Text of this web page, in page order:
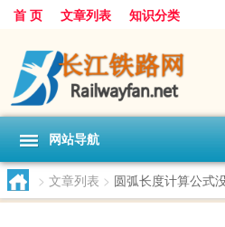
首 页 文章列表 知识分类
网站导航
> 文章列表 > 圆弧长度计算公式